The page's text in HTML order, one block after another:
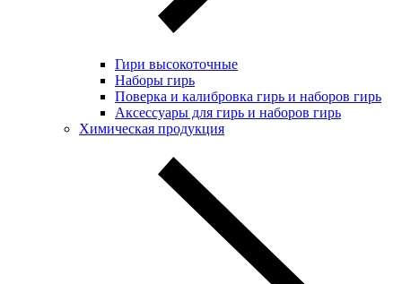
Гири высокоточные
Наборы гирь
Поверка и калибровка гирь и наборов гирь
Аксессуары для гирь и наборов гирь
Химическая продукция